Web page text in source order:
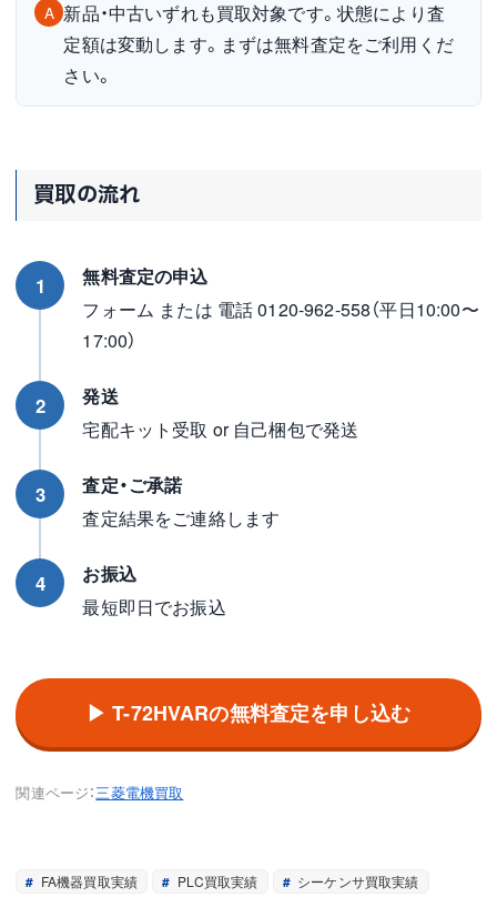
A 新品・中古いずれも買取対象です。状態により査
定額は変動します。まずは無料査定をご利用くだ
さい。
買取の流れ
1
無料査定の申込
フォーム または 電話 0120-962-558（平日10:00〜
17:00）
2
発送
宅配キット受取 or 自己梱包で発送
3
査定・ご承諾
査定結果をご連絡します
4
お振込
最短即日でお振込
▶ T-72HVARの無料査定を申し込む
関連ページ：三菱電機買取
FA機器買取実績 PLC買取実績
シーケンサ買取実績